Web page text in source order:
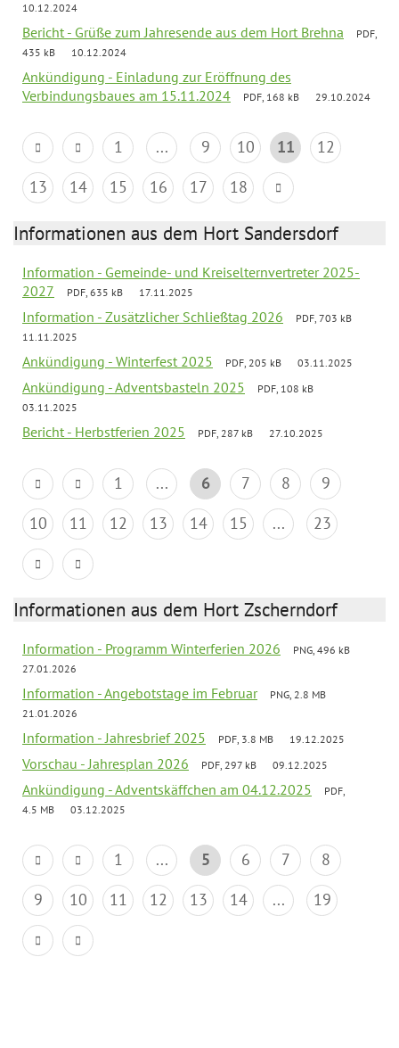
10.12.2024
Bericht - Grüße zum Jahresende aus dem Hort Brehna
PDF,
435 kB
10.12.2024
Ankündigung - Einladung zur Eröffnung des
Verbindungsbaues am 15.11.2024
PDF, 168 kB 29.10.2024
1 ... 9 10 11
12
13
14 15 16 17 18
Informationen aus dem Hort Sandersdorf
Information - Gemeinde- und Kreiselternvertreter 2025-
2027
PDF, 635 kB 17.11.2025
Information - Zusätzlicher Schließtag 2026
PDF, 703 kB
11.11.2025
Ankündigung - Winterfest 2025 PDF, 205 kB 03.11.2025
Ankündigung - Adventsbasteln 2025
PDF, 108 kB
03.11.2025
Bericht - Herbstferien 2025 PDF, 287 kB 27.10.2025
1 ... 6 7 8
9
10
11 12 13 14 15 ... 23
Informationen aus dem Hort Zscherndorf
Information - Programm Winterferien 2026
PNG, 496 kB
27.01.2026
Information - Angebotstage im Februar
PNG, 2.8 MB
21.01.2026
Information - Jahresbrief 2025 PDF, 3.8 MB 19.12.2025
Vorschau - Jahresplan 2026 PDF, 297 kB 09.12.2025
Ankündigung - Adventskäffchen am 04.12.2025
PDF,
4.5 MB
03.12.2025
1 ... 5 6 7
8
9
10 11 12 13 14 ... 19